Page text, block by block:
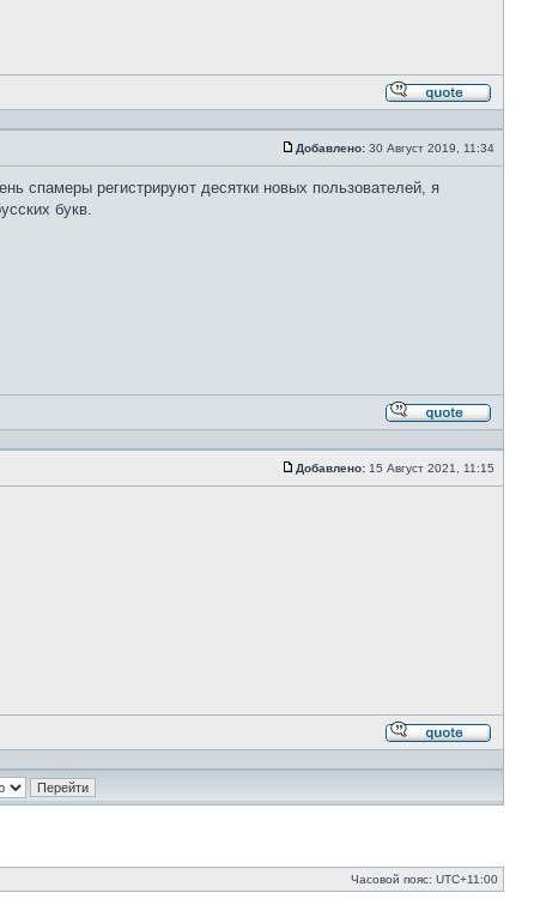
Сообщение
Добавлено: 30 Август 2019, 11:34
спамеры регистрируют десятки новых пользователей, я
букв.
Сообщение
Добавлено: 15 Август 2021, 11:15
Часовой пояс: UTC+11:00